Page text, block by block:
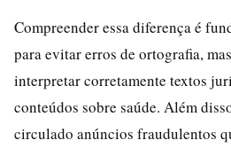
Compreender essa diferença é
para evitar erros de ortografia,
interpretar corretamente textos
conteúdos sobre saúde. Além
circulado anúncios fraudulentos